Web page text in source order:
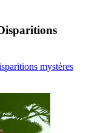
mystères